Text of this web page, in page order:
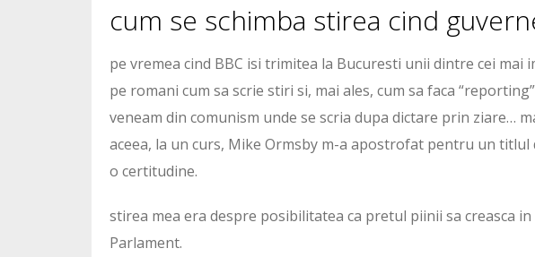
cum se schimba stirea cind
pe vremea cind BBC isi trimitea la Bucuresti unii dintre cei
pe romani cum sa scrie stiri si, mai ales, cum sa faca
veneam din comunism unde se scria dupa dictare prin ziare…
aceea, la un curs, Mike Ormsby m-a apostrofat pentru un
o certitudine.
stirea mea era despre posibilitatea ca pretul piinii sa creasca
Parlament.